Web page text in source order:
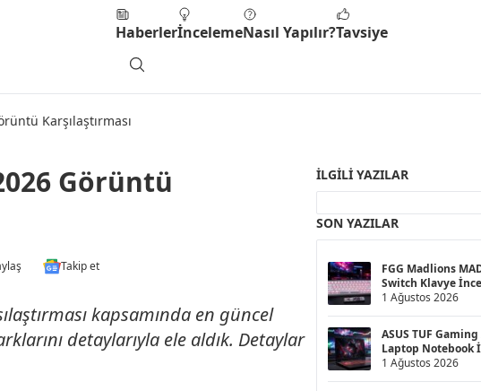
HaberlerİncelemeNasıl Yapılır?Tavsiye
Karşılaştırması
Görüntü
Takip et
kapsamında en güncel
detaylarıyla ele aldık. Detaylar
İLGILI YAZILAR
SON YAZILAR
FGG Madlions
Switch Klavye
1 Ağustos 2026
ASUS TUF
Laptop Notebook
1 Ağustos 2026